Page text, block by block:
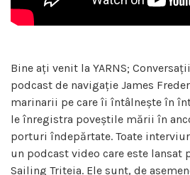
Bine ați venit la YARNS;
podcast de navigație James
marinarii pe care îi întâlnește în
le înregistra poveștile mării în
porturi îndepărtate. Toate
un podcast video care este lansat
Sailing Triteia. Ele sunt, de